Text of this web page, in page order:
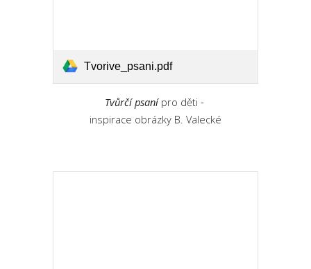
Tvorive_psani.pdf
Tvůrčí psaní pro děti -
inspirace obrázky B. Valecké